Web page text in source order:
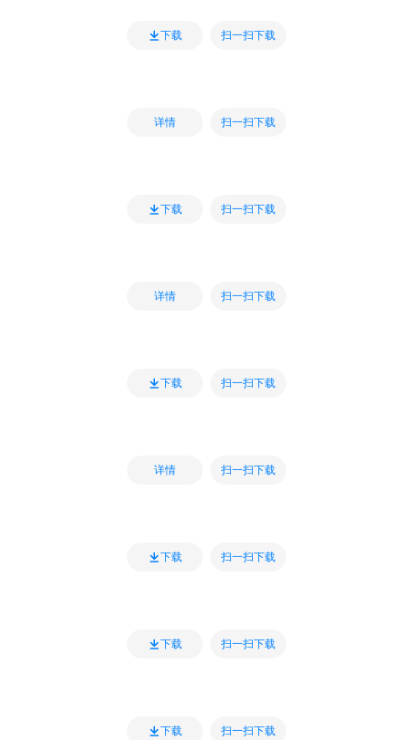
下载 扫一扫下载
详情 扫一扫下载
下载 扫一扫下载
详情 扫一扫下载
下载 扫一扫下载
详情 扫一扫下载
下载 扫一扫下载
下载 扫一扫下载
下载 扫一扫下载